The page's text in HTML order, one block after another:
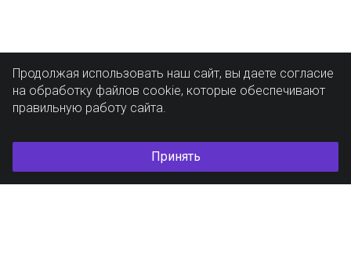
Продолжая использовать наш сайт, вы даете согласие
на обработку файлов cookie, которые обеспечивают
правильную работу сайта.
Принять